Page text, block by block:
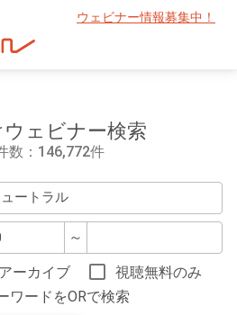
ウェビナー情報募集中！
ェビナー検索
数：146,772件
～
アーカイブ
視聴無料のみ
ワードをORで検索